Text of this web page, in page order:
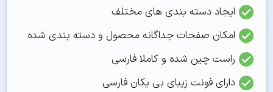
ایجاد دسته بندی های مختلف
امکان صفحات جداگانه محصول و دسته بندی شده
راست چین شده و کاملا فارسی
دارای فونت زیبای بی یکان فارسی